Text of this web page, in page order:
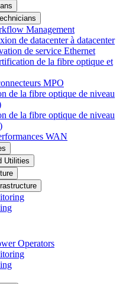
Management
de datacenter à datacenter
de service Ethernet
de la fibre optique et
MPO
de la fibre optique de niveau
de la fibre optique de niveau
WAN
Utilities
Operators